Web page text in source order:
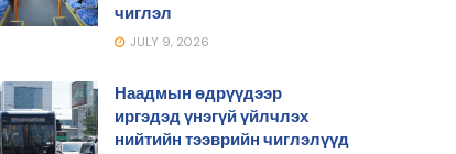
чиглэл
JULY 9, 2026
Наадмын өдрүүдээр
иргэдэд үнэгүй үйлчлэх
нийтийн тээврийн чиглэлүүд